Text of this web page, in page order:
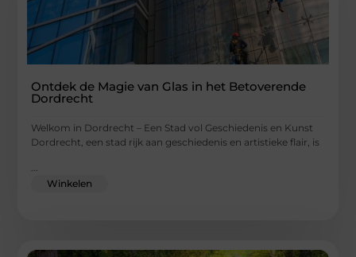
Ontdek de Magie van Glas in het Betoverende
Dordrecht
Welkom in Dordrecht – Een Stad vol Geschiedenis en Kunst
Dordrecht, een stad rijk aan geschiedenis en artistieke flair, is
...
Winkelen